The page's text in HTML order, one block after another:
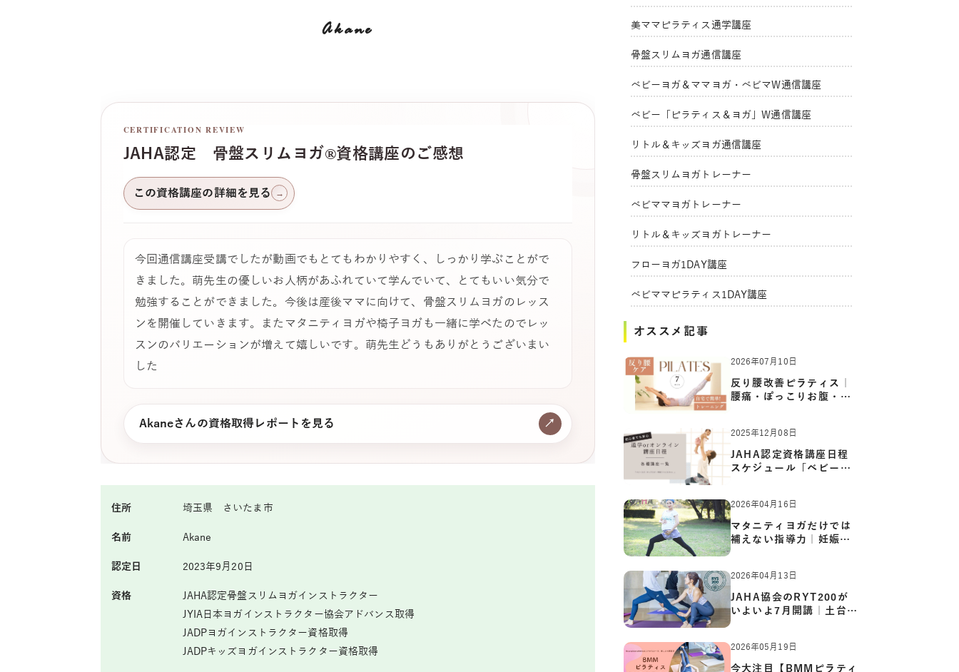
Akane
CERTIFICATION REVIEW
JAHA認定 骨盤スリムヨガ®資格講座のご感想
この資格講座の詳細を見る →
今回通信講座受講でしたが動画でもとてもわかりやすく、しっかり学ぶことがで
きました。萌先生の優しいお人柄があふれていて学んでいて、とてもいい気分で
勉強することができました。今後は産後ママに向けて、骨盤スリムヨガのレッス
ンを開催していきます。またマタニティヨガや椅子ヨガも一緒に学べたのでレッ
スンのバリエーションが増えて嬉しいです。萌先生どうもありがとうございまい
した
Akaneさんの資格取得レポートを見る ↗
住所 埼玉県 さいたま市
名前 Akane
認定日 2023年9月20日
資格
JAHA認定骨盤スリムヨガインストラクター
JYIA日本ヨガインストラクター協会アドバンス取得
JADPヨガインストラクター資格取得
JADPキッズヨガインストラクター資格取得
美ママピラティス通学講座
骨盤スリムヨガ通信講座
ベビーヨガ＆ママヨガ・ベビマW通信講座
ベビー「ピラティス＆ヨガ」W通信講座
リトル＆キッズヨガ通信講座
骨盤スリムヨガトレーナー
ベビママヨガトレーナー
リトル＆キッズヨガトレーナー
フローヨガ1DAY講座
ベビママピラティス1DAY講座
オススメ記事
2026年07月10日
反り腰改善ピラティス｜
腰痛・ぽっこりお腹・姿
2025年12月08日
JAHA認定資格講座日程
スケジュール「ベビーヨ
2026年04月16日
マタニティヨガだけでは
補えない指導力｜妊娠期
の体…
2026年04月13日
JAHA協会のRYT200が
いよいよ7月開講｜土台か
ら応用ま…
2026年05月19日
今大注目【BMMピラティ